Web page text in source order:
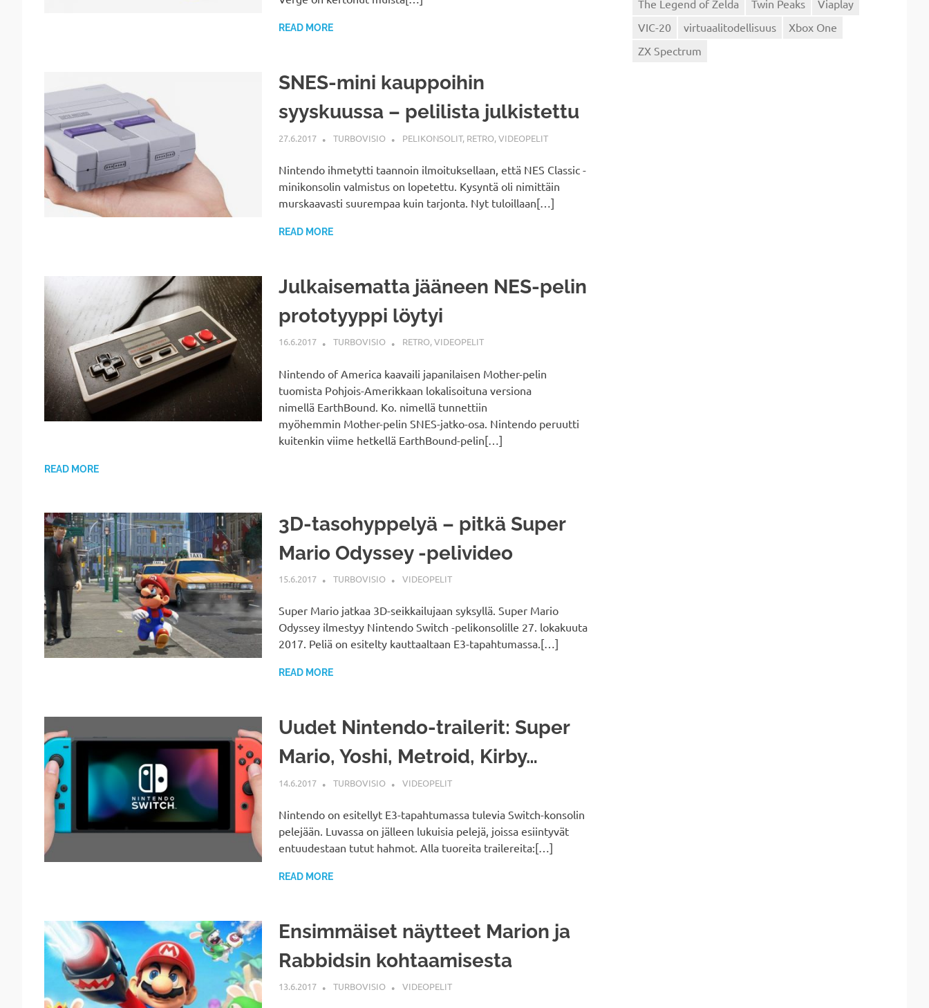
READ MORE
SNES-mini kauppoihin
syyskuussa – pelilista julkistettu
27.6.2017 TURBOVISIO PELIKONSOLIT, RETRO,VIDEOPELIT
Nintendo ihmetytti taannoin ilmoituksellaan, että NES Classic -
minikonsolin valmistus on lopetettu. Kysyntä oli nimittäin
murskaavasti suurempaa kuin tarjonta. Nyt tuloillaan[…]
READ MORE
Julkaisematta jääneen NES-pelin
prototyyppi löytyi
16.6.2017 TURBOVISIO RETRO,VIDEOPELIT
Nintendo of America kaavaili japanilaisen Mother-pelin
tuomista Pohjois-Amerikkaan lokalisoituna versiona
nimellä EarthBound. Ko. nimellä tunnettiin
myöhemmin Mother-pelin SNES-jatko-osa. Nintendo peruutti
kuitenkin viime hetkellä EarthBound-pelin[…]
READ MORE
3D-tasohyppelyä – pitkä Super
Mario Odyssey -pelivideo
15.6.2017 TURBOVISIO VIDEOPELIT
Super Mario jatkaa 3D-seikkailujaan syksyllä. Super Mario
Odyssey ilmestyy Nintendo Switch -pelikonsolille 27. lokakuuta
2017. Peliä on esitelty kauttaaltaan E3-tapahtumassa.[…]
READ MORE
Uudet Nintendo-trailerit: Super
Mario, Yoshi, Metroid, Kirby…
14.6.2017 TURBOVISIO VIDEOPELIT
Nintendo on esitellyt E3-tapahtumassa tulevia Switch-konsolin
pelejään. Luvassa on jälleen lukuisia pelejä, joissa esiintyvät
entuudestaan tutut hahmot. Alla tuoreita trailereita:[…]
READ MORE
Ensimmäiset näytteet Marion ja
Rabbidsin kohtaamisesta
13.6.2017 TURBOVISIO VIDEOPELIT
The Legend of Zelda
Twin Peaks
Viaplay
VIC-20
virtuaalitodellisuus
Xbox One
ZX Spectrum